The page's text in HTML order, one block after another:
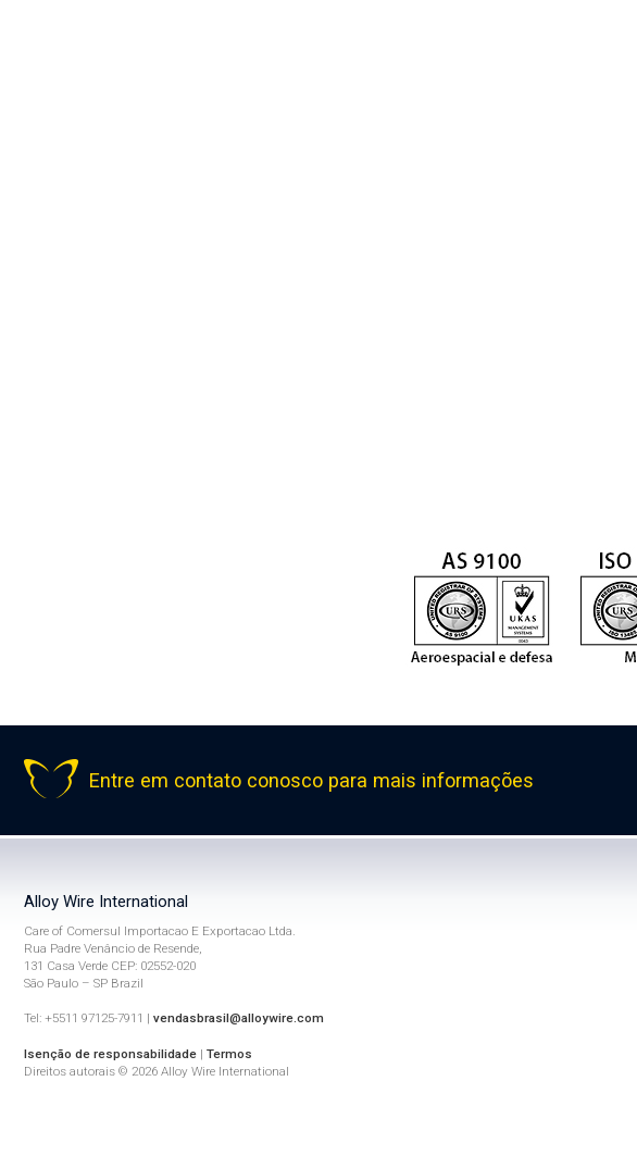
Entre em contato conosco para mais informações
Alloy Wire International
Care of Comersul Importacao E Exportacao Ltda.
Rua Padre Venâncio de Resende,
131 Casa Verde CEP: 02552-020
São Paulo – SP Brazil
Tel: +5511 97125-7911 | vendasbrasil@alloywire.com
Isenção de responsabilidade | Termos
Direitos autorais © 2026 Alloy Wire International